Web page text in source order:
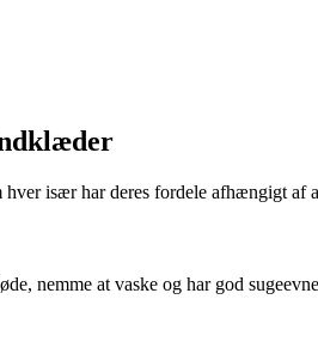
især har deres fordele afhængigt af
nemme at vaske og har god